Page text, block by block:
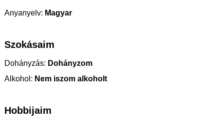
Anyanyelv: Magyar
Szokásaim
Dohányzás: Dohányzom
Alkohol: Nem iszom alkoholt
Hobbijaim